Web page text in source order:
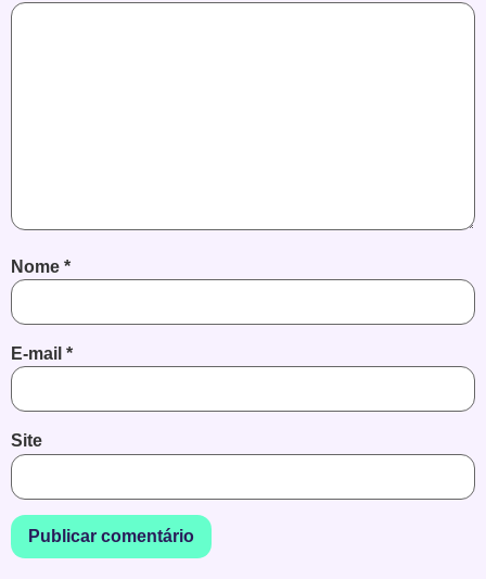
Nome *
E-mail *
Site